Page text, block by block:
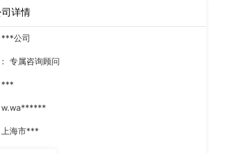
详情
***公司
专属咨询顾问
***
w.wa******
上海市***